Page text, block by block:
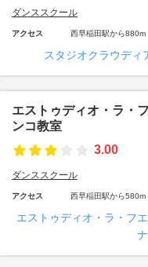
ダンススクール
アクセス 西早稲田駅から880m
スタジオクラウディ
エストゥディオ・ラ・
ンコ教室
3.00
ダンススクール
アクセス 西早稲田駅から580m
エストゥディオ・ラ・フ